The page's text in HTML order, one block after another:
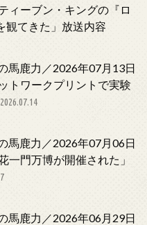
ィーブン・キングの『ロ
観てきた」放送内容
馬鹿力／2026年07月13日
トワークプリントで実験
2026.07.14
馬鹿力／2026年07月06日
一門万博が開催された」
馬鹿力／2026年06月29日